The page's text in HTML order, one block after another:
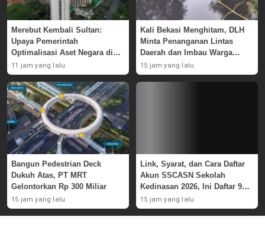
Merebut Kembali Sultan:
Upaya Pemerintah
Optimalisasi Aset Negara di
GBK
11 jam yang lalu
Kali Bekasi Menghitam, DLH
Minta Penanganan Lintas
Daerah dan Imbau Warga
Waspada
15 jam yang lalu
Bangun Pedestrian Deck
Dukuh Atas, PT MRT
Gelontorkan Rp 300 Miliar
15 jam yang lalu
Link, Syarat, dan Cara Daftar
Akun SSCASN Sekolah
Kedinasan 2026, Ini Daftar 9
Instansinya
15 jam yang lalu